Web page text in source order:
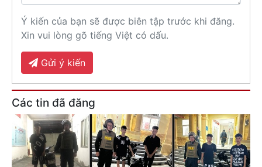
Ý kiến của bạn sẽ được biên tập trước khi đăng.
Xin vui lòng gõ tiếng Việt có dấu.
Gửi ý kiến
Các tin đã đăng